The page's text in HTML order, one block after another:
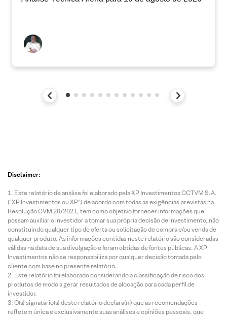
Disclaimer:
Este relatório de análise foi elaborado pela XP Investimentos CCTVM S.A.
(“XP Investimentos ou XP”) de acordo com todas as exigências previstas na
Resolução CVM 20/2021, tem como objetivo fornecer informações que
possam auxiliar o investidor a tomar sua própria decisão de investimento, não
constituindo qualquer tipo de oferta ou solicitação de compra e/ou venda de
qualquer produto. As informações contidas neste relatório são consideradas
válidas na data de sua divulgação e foram obtidas de fontes públicas. A XP
Investimentos não se responsabiliza por qualquer decisão tomada pelo
cliente com base no presente relatório.
Este relatório foi elaborado considerando a classificação de risco dos
produtos de modo a gerar resultados de alocação para cada perfil de
investidor.
O(s) signatário(s) deste relatório declara(m) que as recomendações
refletem única e exclusivamente suas análises e opiniões pessoais, que